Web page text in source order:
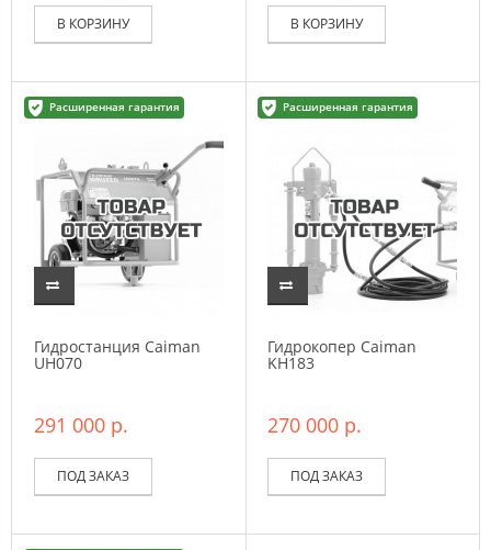
В КОРЗИНУ В КОРЗИНУ
Расширенная гарантия
Гидростанция Caiman
UH070
291 000 р.
ПОД ЗАКАЗ
Расширенная гарантия
Гидрокопер Caiman
KH183
270 000 р.
ПОД ЗАКАЗ